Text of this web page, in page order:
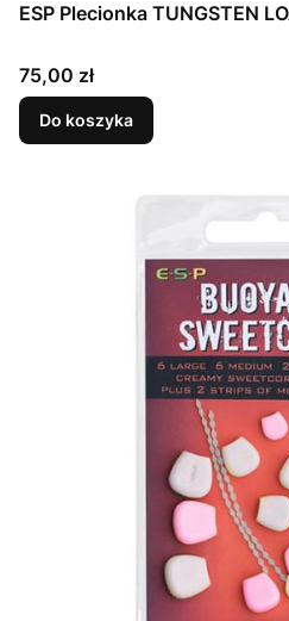
ESP Plecionka TUNGSTEN
Cena
75,00 zł
Do koszyka